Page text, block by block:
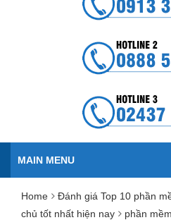
MAIN MENU
Home
Đánh giá Top 10 phần
chủ tốt nhất hiện nay
phần